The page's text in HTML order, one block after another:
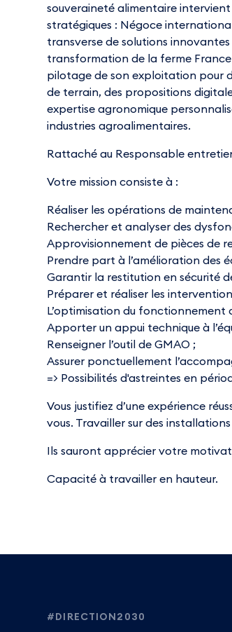
souveraineté alimentaire
stratégiques : Négoce
transverse de solutions
transformation de la ferme
pilotage de son exploitation pour
de terrain, des propositions
expertise agronomique
industries agroalimentaires.
Rattaché au Responsable
Votre mission consiste à :
Réaliser les opérations de
Rechercher et analyser des
Approvisionnement de pièces de
Prendre part à l’amélioration des
Garantir la restitution en sécurité
Préparer et réaliser les
L’optimisation du
Apporter un appui technique à
Renseigner l’outil de GMAO ;
Assurer ponctuellement
=> Possibilités d'astreintes en
Vous justifiez d’une expérience
vous. Travailler sur des
Ils sauront apprécier votre
Capacité à travailler en hauteur.
#DIRECTION2030